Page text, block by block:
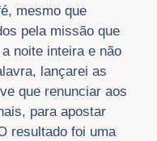
mesmo que
pela missão que
noite inteira e não
lançarei as
que renunciar aos
para apostar
resultado foi uma